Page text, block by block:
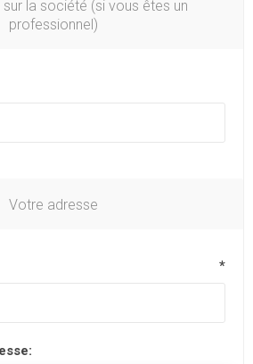
la société (si vous êtes un
professionnel)
Votre adresse
*